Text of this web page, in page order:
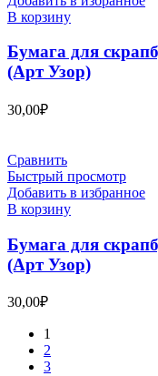
В корзину
Бумага для
(Арт Узор)
30,00₽
Сравнить
Быстрый просмотр
Добавить в избранное
В корзину
Бумага для
(Арт Узор)
30,00₽
1
2
3